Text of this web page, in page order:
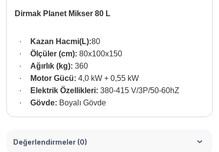
Dirmak Planet Mikser 80 L
· Kazan Hacmi(L):80
·
Ölçüler (cm): 80x100x150
·
Ağırlık (kg): 360
·
Motor Gücü: 4,0 kW + 0,55 kW
·
Elektrik Özellikleri: 380-415 V/3P/50-60hZ
·
Gövde: Boyalı Gövde
Değerlendirmeler (0)